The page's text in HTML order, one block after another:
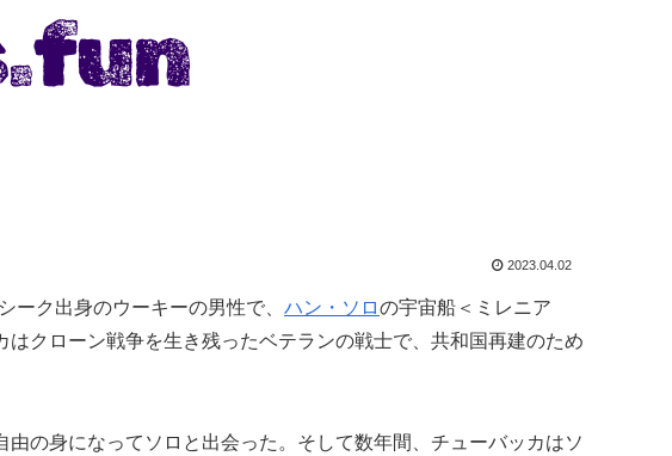
2023.04.02
ーク出身のウーキーの男性で、 ハン・ソロの宇宙船＜ミレニア
はクローン戦争を生き残ったベテランの戦士で、共和国再建のため
の身になってソロと出会った。そして数年間、チューバッカはソ